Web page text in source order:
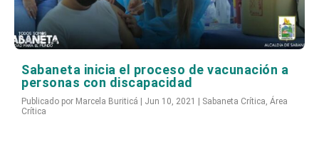
Sabaneta inicia el proceso de vacunación a
personas con discapacidad
Publicado por Marcela Buriticá | Jun 10, 2021 | Sabaneta Crítica Área
Crítica